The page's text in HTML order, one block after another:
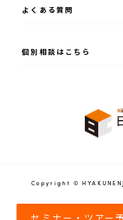
セミナー・ツアー
よくある質問
個別相談はこちら
Copyright ©